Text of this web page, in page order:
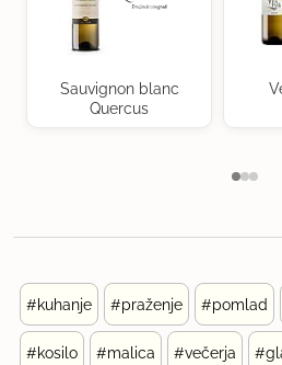
Sauvignon blanc
Quercus
#kuhanje #praženje #pomlad
#kosilo #malica #večerja